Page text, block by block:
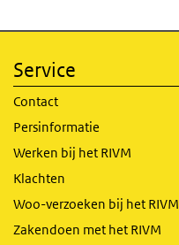
Service
Contact
Persinformatie
Werken bij het RIVM
Klachten
Woo-verzoeken bij het RIVM
Zakendoen met het RIVM